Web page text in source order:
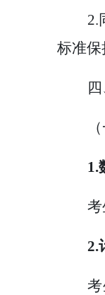
2.
标准保
1.
2.